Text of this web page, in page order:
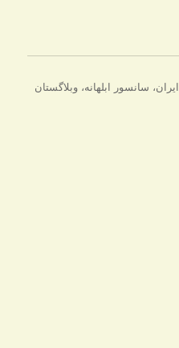
برچسب‌ها
ایران، سانسور ابلهانه،وبلاگستان